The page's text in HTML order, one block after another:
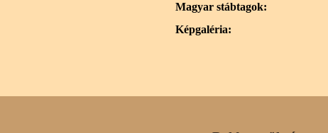
Magyar stábtagok:
Képgaléria: